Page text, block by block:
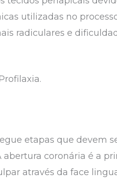
utilizadas no
radiculares e
etapas que devem
abertura coronária é a
através da face